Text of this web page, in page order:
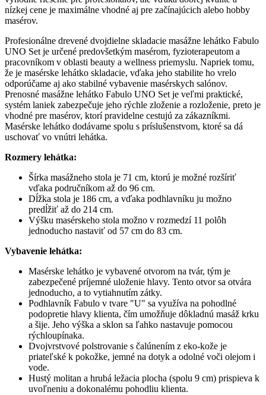
nízkej cene je maximálne vhodné aj pre začínajúcich alebo hobby
masérov.
Profesionálne drevené dvojdielne skladacie masážne lehátko Fabulo
UNO Set je určené predovšetkým masérom, fyzioterapeutom a
pracovníkom v oblasti beauty a wellness priemyslu. Napriek tomu,
že je masérske lehátko skladacie, vďaka jeho stabilite ho vrelo
odporúčame aj ako stabilné vybavenie masérskych salónov.
Prenosné masážne lehátko Fabulo UNO Set je veľmi praktické,
systém laniek zabezpečuje jeho rýchle zloženie a rozloženie, preto je
vhodné pre masérov, ktorí pravidelne cestujú za zákazníkmi.
Masérske lehátko dodávame spolu s príslušenstvom, ktoré sa dá
uschovať vo vnútri lehátka.
Rozmery lehátka:
Šírka masážneho stola je 71 cm, ktorú je možné rozšíriť
vďaka područníkom až do 96 cm.
Dĺžka stola je 186 cm, a vďaka podhlavníku ju možno
predĺžiť až do 214 cm.
Výšku masérskeho stola možno v rozmedzí 11 polôh
jednoducho nastaviť od 57 cm do 83 cm.
Vybavenie lehátka:
Masérske lehátko je vybavené otvorom na tvár, tým je
zabezpečené príjemné uloženie hlavy. Tento otvor sa otvára
jednoducho, a to vytiahnutím zátky.
Podhlavník Fabulo v tvare "U" sa využíva na pohodlné
podopretie hlavy klienta, čím umožňuje dôkladnú masáž krku
a šije. Jeho výška a sklon sa ľahko nastavuje pomocou
rýchloupínaka.
Dvojvrstvové polstrovanie s čalúnením z eko-kože je
priateľské k pokožke, jemné na dotyk a odolné voči olejom i
vode.
Hustý molitan a hrubá ležacia plocha (spolu 9 cm) prispieva k
uvoľneniu a dokonalému pohodliu klienta.